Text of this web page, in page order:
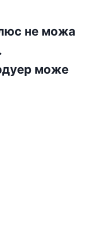
не можа
може